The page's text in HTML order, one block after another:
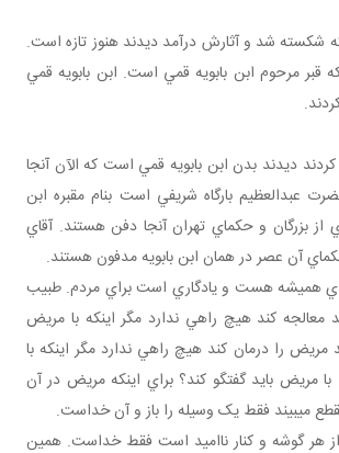
شکسته شد و آثارش درآمد ديدند هنوز تازه است.
قبر مرحوم ابن بابويه قمي است. ابن بابويه قمي
ديدند بدن ابن بابويه قمي است که الآن آنجا
عبدالعظيم بارگاه شريفي است بنام مقبره ابن
از بزرگان و حکماي تهران آنجا دفن هستند. آقاي
آن عصر در همان ابن بابويه مدفون هستند.
هميشه هست و يادگاري است براي مردم. طبيب
معالجه کند هيچ راهي ندارد مگر اينکه با مريض
مريض را درمان کند هيچ راهي ندارد مگر اينکه با
مريض بايد گفتگو کند؟ براي اينکه مريض در آن
مي بيند فقط يک وسيله را باز و آن خداست.
هر گوشه و کنار نااميد است فقط خداست. همين